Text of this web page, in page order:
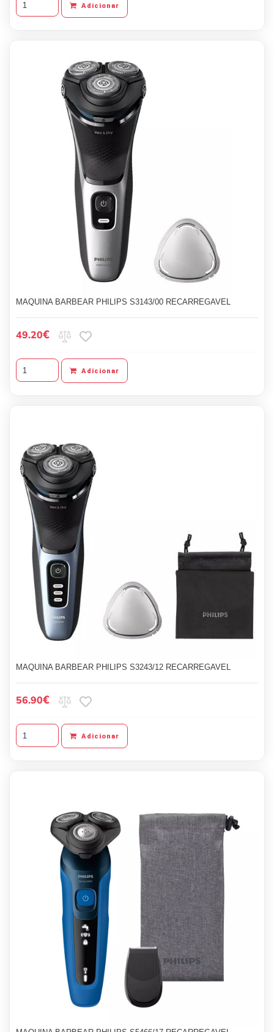
Adicionar
MAQUINA BARBEAR PHILIPS S3143/00 RECARREGAVEL
49.20€
Adicionar
MAQUINA BARBEAR PHILIPS S3243/12 RECARREGAVEL
56.90€
Adicionar